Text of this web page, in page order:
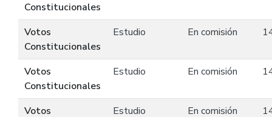
Constitucionales
Votos
Constitucionales
Estudio En comisión
Votos
Constitucionales
Estudio En comisión
Votos
Estudio En comisión